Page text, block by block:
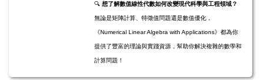
🔍 想了解數值線性代數如何改變現代科學與工程領域？
無論是矩陣計算、特徵值問題還是數值優化，
《Numerical Linear Algebra with Applications》都為你
提供了豐富的理論與實踐資源，幫助你解決複雜的數學和
計算問題！